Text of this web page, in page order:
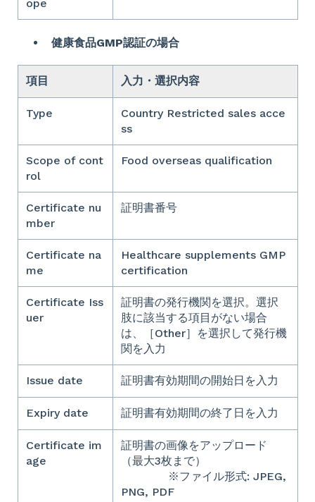
ope
健康食品GMP認証の場合
項目 入力・選択内容
Type
Country Restricted sales acce
ss
Scope of cont
rol
Food overseas qualification
Certificate nu
mber
証明書番号
Certificate na
me
Healthcare supplements GMP
certification
Certificate Iss
uer
証明書の発行機関を選択。選択
肢に該当する項目がない場合
は、［Other］を選択して発行機
関を入力
Issue date 証明書有効期間の開始日を入力
Expiry date 証明書有効期間の終了日を入力
Certificate im
age
証明書の画像をアップロード
（最大3枚まで）
※ファイル形式: JPEG,
PNG, PDF